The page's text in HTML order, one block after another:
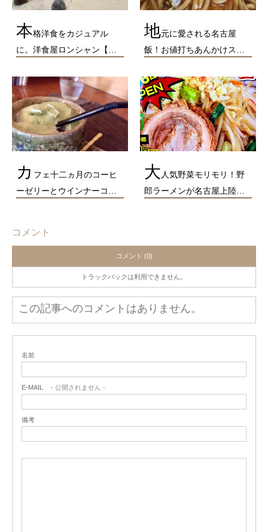
本格洋食をカジュアル
に。洋食屋ロンシャン【…
地元に愛される名古屋
飯！お値打ちあんかけス…
カ フェ十二ヵ月のコーヒ
ーゼリーとウインナーコ…
大 人気野菜モリモリ！野
郎ラーメンが名古屋上陸…
コメント
コメント (0)
トラックバックは利用できません。
この記事へのコメントはありません。
名前
E-MAIL - 公開されません -
備考